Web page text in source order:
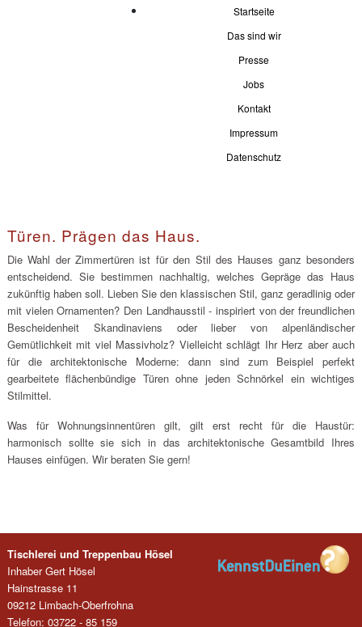
Startseite
Das sind wir
Presse
Jobs
Kontakt
Impressum
Datenschutz
Türen. Prägen das Haus.
Die Wahl der Zimmertüren ist für den Stil des Hauses ganz besonders
entscheidend. Sie bestimmen nachhaltig, welches Gepräge das Haus
zukünftig haben soll. Lieben Sie den klassischen Stil, ganz geradlinig oder
mit vielen Ornamenten? Den Landhausstil - inspiriert von der freundlichen
Bescheidenheit Skandinaviens oder lieber von alpenländischer
Gemütlichkeit mit viel Massivholz? Vielleicht schlägt Ihr Herz aber auch
für die architektonische Moderne: dann sind zum Beispiel perfekt
gearbeitete flächenbündige Türen ohne jeden Schnörkel ein wichtiges
Stilmittel.
Was für Wohnungsinnentüren gilt, gilt erst recht für die Haustür:
harmonisch sollte sie sich in das architektonische Gesamtbild Ihres
Hauses einfügen. Wir beraten Sie gern!
Tischlerei und Treppenbau Hösel
Inhaber Gert Hösel
Hainstrasse 11
09212 Limbach-Oberfrohna
Telefon: 03722 - 85 159